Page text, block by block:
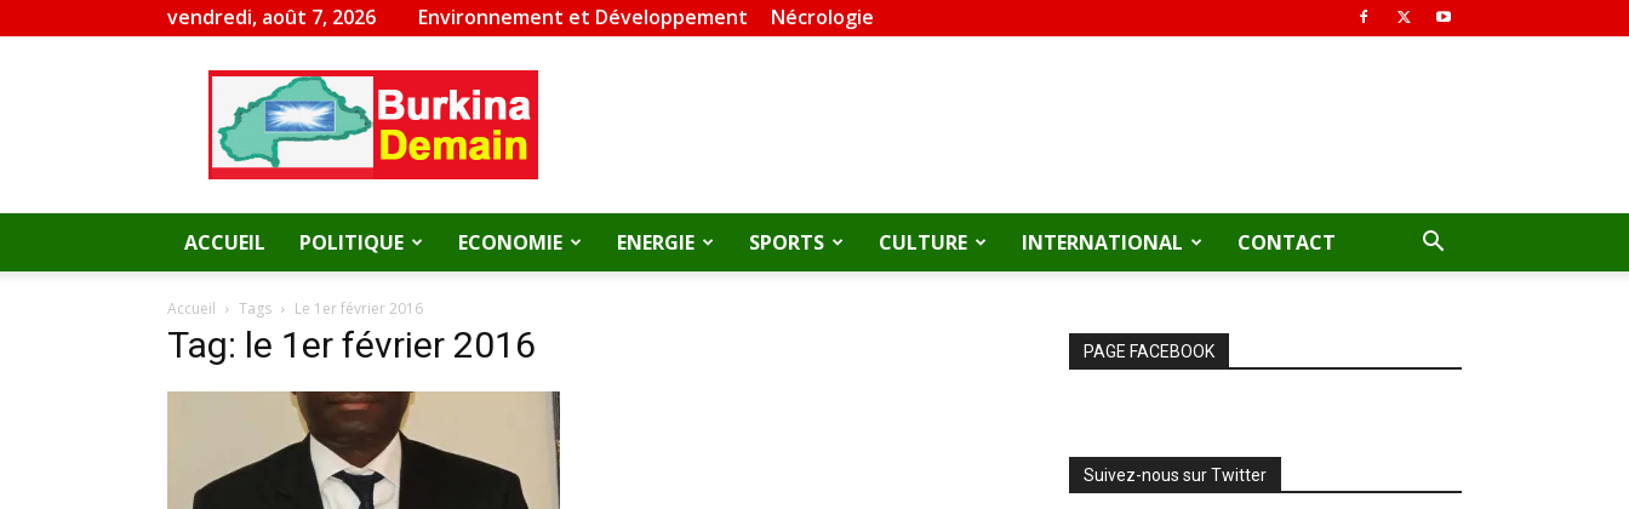
vendredi, août 7, 2026 Environnement et Développement Nécrologie
Burkina
Demain
ACCUEIL POLITIQUE ECONOMIE ENERGIE SPORTS CULTURE INTERNATIONAL CONTACT
Accueil Tags Le 1er février 2016
Tag: le 1er février 2016 PAGE FACEBOOK
Suivez-nous sur Twitter